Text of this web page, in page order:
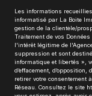
Les informations
informatisé par La Boite
gestion de la clientèle/
Traitement de vos
l'intérêt légitime de
suppression et sont
informatique et libertés »,
d’effacement,
retirer votre consentement
Réseau. Consultez le site